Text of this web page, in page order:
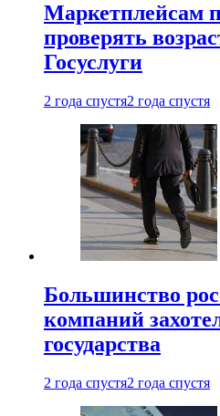
Маркетплейсам
проверять
Госуслуги
2 года спустя2 года спустя
Большинство
компаний
государства
2 года спустя2 года спустя